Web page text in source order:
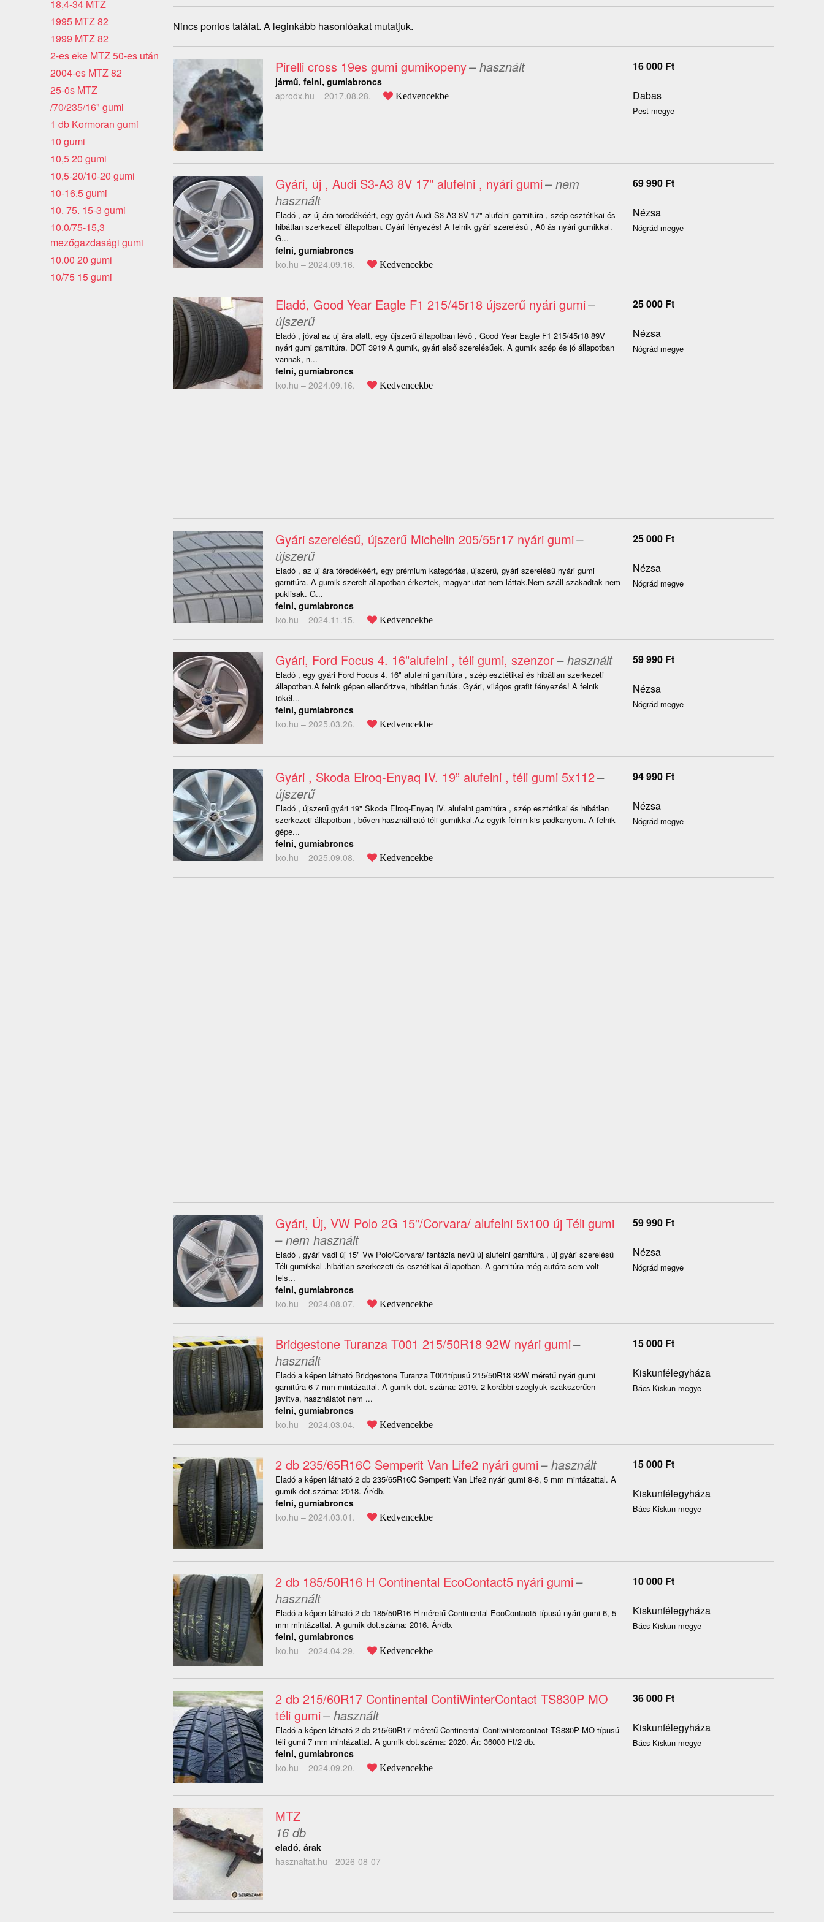
Nincs pontos találat. A leginkább hasonlóakat mutatjuk.
Pirelli cross 19es gumi gumikopeny– használt
jármű, felni, gumiabroncs
aprodx.hu – 2017.08.28. Kedvencekbe
16 000 Ft
Dabas
Pest megye
Gyári, új , Audi S3-A3 8V 17" alufelni , nyári gumi– nem
használt
Eladó , az új ára töredékéért, egy gyári Audi S3 A3 8V 17" alufelni garnitúra , szép esztétikai és
hibátlan szerkezeti állapotban. Gyári fényezés! A felnik gyári szerelésű , A0 ás nyári gumikkal.
G...
felni, gumiabroncs
lxo.hu – 2024.09.16. Kedvencekbe
69 990 Ft
Nézsa
Nógrád megye
Eladó, Good Year Eagle F1 215/45r18 újszerű nyári gumi–
újszerű
Eladó , jóval az uj ára alatt, egy újszerű állapotban lévő , Good Year Eagle F1 215/45r18 89V
nyári gumi garnitúra. DOT 3919 A gumik, gyári első szerelésűek. A gumik szép és jó állapotban
vannak, n...
felni, gumiabroncs
lxo.hu – 2024.09.16. Kedvencekbe
25 000 Ft
Nézsa
Nógrád megye
Gyári szerelésű, újszerű Michelin 205/55r17 nyári gumi–
újszerű
Eladó , az új ára töredékéért, egy prémium kategóriás, újszerű, gyári szerelésű nyári gumi
garnitúra. A gumik szerelt állapotban érkeztek, magyar utat nem láttak.Nem száll szakadtak nem
puklisak. G...
felni, gumiabroncs
lxo.hu – 2024.11.15. Kedvencekbe
25 000 Ft
Nézsa
Nógrád megye
Gyári, Ford Focus 4. 16"alufelni , téli gumi, szenzor– használt
Eladó , egy gyári Ford Focus 4. 16" alufelni garnitúra , szép esztétikai és hibátlan szerkezeti
állapotban.A felnik gépen ellenőrizve, hibátlan futás. Gyári, világos grafit fényezés! A felnik
tökél...
felni, gumiabroncs
lxo.hu – 2025.03.26. Kedvencekbe
59 990 Ft
Nézsa
Nógrád megye
Gyári , Skoda Elroq-Enyaq IV. 19” alufelni , téli gumi 5x112–
újszerű
Eladó , újszerű gyári 19" Skoda Elroq-Enyaq IV. alufelni garnitúra , szép esztétikai és hibátlan
szerkezeti állapotban , bőven használható téli gumikkal.Az egyik felnin kis padkanyom. A felnik
gépe...
felni, gumiabroncs
lxo.hu – 2025.09.08. Kedvencekbe
94 990 Ft
Nézsa
Nógrád megye
Gyári, Új, VW Polo 2G 15”/Corvara/ alufelni 5x100 új Téli gumi
– nem használt
Eladó , gyári vadi új 15" Vw Polo/Corvara/ fantázia nevű új alufelni garnitúra , új gyári szerelésű
Téli gumikkal .hibátlan szerkezeti és esztétikai állapotban. A garnitúra még autóra sem volt
fels...
felni, gumiabroncs
lxo.hu – 2024.08.07. Kedvencekbe
59 990 Ft
Nézsa
Nógrád megye
Bridgestone Turanza T001 215/50R18 92W nyári gumi–
használt
Eladó a képen látható Bridgestone Turanza T001típusú 215/50R18 92W méretű nyári gumi
garnitúra 6-7 mm mintázattal. A gumik dot. száma: 2019. 2 korábbi szeglyuk szakszerűen
javítva, használatot nem ...
felni, gumiabroncs
lxo.hu – 2024.03.04. Kedvencekbe
15 000 Ft
Kiskunfélegyháza
Bács-Kiskun megye
2 db 235/65R16C Semperit Van Life2 nyári gumi– használt
Eladó a képen látható 2 db 235/65R16C Semperit Van Life2 nyári gumi 8-8, 5 mm mintázattal. A
gumik dot.száma: 2018. Ár/db.
felni, gumiabroncs
lxo.hu – 2024.03.01. Kedvencekbe
15 000 Ft
Kiskunfélegyháza
Bács-Kiskun megye
2 db 185/50R16 H Continental EcoContact5 nyári gumi–
használt
Eladó a képen látható 2 db 185/50R16 H méretű Continental EcoContact5 típusú nyári gumi 6, 5
mm mintázattal. A gumik dot.száma: 2016. Ár/db.
felni, gumiabroncs
lxo.hu – 2024.04.29. Kedvencekbe
10 000 Ft
Kiskunfélegyháza
Bács-Kiskun megye
2 db 215/60R17 Continental ContiWinterContact TS830P MO
téli gumi– használt
Eladó a képen látható 2 db 215/60R17 méretű Continental Contiwintercontact TS830P MO típusú
téli gumi 7 mm mintázattal. A gumik dot.száma: 2020. Ár: 36000 Ft/2 db.
felni, gumiabroncs
lxo.hu – 2024.09.20. Kedvencekbe
36 000 Ft
Kiskunfélegyháza
Bács-Kiskun megye
MTZ
16 db
eladó, árak
hasznaltat.hu - 2026-08-07
18,4-34 MTZ
1995 MTZ 82
1999 MTZ 82
2-es eke MTZ 50-es után
2004-es MTZ 82
25-ös MTZ
/70/235/16" gumi
1 db Kormoran gumi
10 gumi
10,5 20 gumi
10,5-20/10-20 gumi
10-16.5 gumi
10. 75. 15-3 gumi
10.0/75-15,3
mezőgazdasági gumi
10.00 20 gumi
10/75 15 gumi